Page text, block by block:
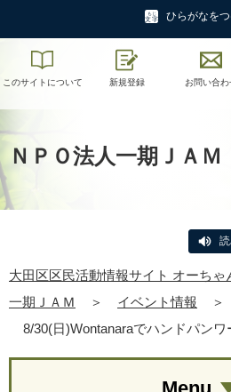
ひらがなを
このサイトについて 新規登録 お問い合わ
ＮＰＯ法人一期ＪＡＭ
大田区区民活動情報サイト オーちゃ
一期ＪＡＭ
＞ イベント情報 ＞
8/30(日)Wontanaraでハンドパンワ